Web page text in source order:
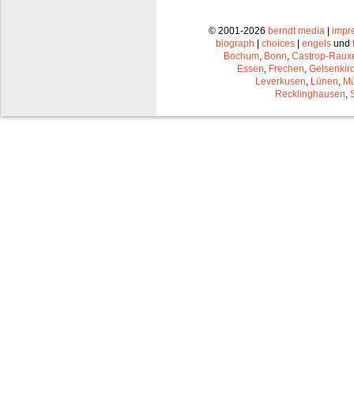
© 2001-2026 berndt media |
biograph | choices | engels und
Bochum Bonn Castrop-
Essen Frechen
Leverkusen Lünen
Recklinghausen